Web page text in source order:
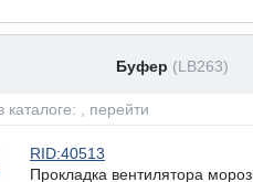
Буфер (LB263)
каталоге: , перейти
RID:40513
Прокладка вентилятора